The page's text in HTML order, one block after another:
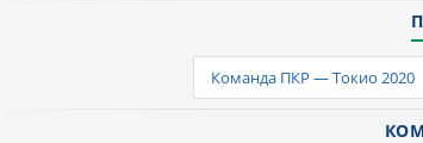
Команда ПКР — Токио 2020